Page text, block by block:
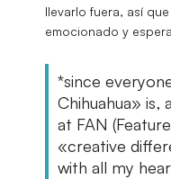
llevarlo fuera, así
emocionado y
*since
Chihuahua» is,
at FAN
«creative
with all my